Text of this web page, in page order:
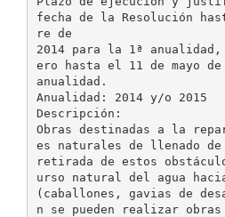
fecha de la Resolución
re de
2014 para la 1ª
ero hasta el 11 de mayo
anualidad.
Anualidad: 2014 y/o 2015
Descripción:
Obras destinadas a la
es naturales de llenado de
retirada de estos
urso natural del agua
(caballones, gavias de
n se pueden realizar